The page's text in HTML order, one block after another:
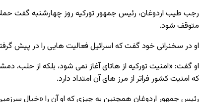
رجب طیب اردوغان، رئیس ‌جمهور تورکیه روز چهارشنبه گفت
متوقف شود.
او در سخنرانی خود گفت که اسرائیل فعالیت هایی را در پیش
او گفت: «امنیت تورکیه از هاتای آغاز نمی‌ شود، بلکه از حلب،
که امنیت کشور فراتر از مرز های آن امتداد دارد.
رئیس‌ جمهور اردوغان همچنین به چیزی که او آن را «خیال